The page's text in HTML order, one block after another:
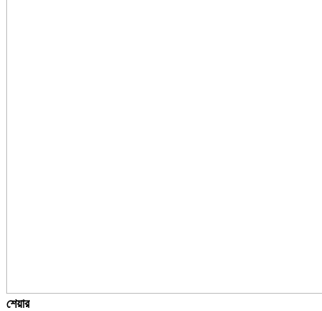
শেয়ার